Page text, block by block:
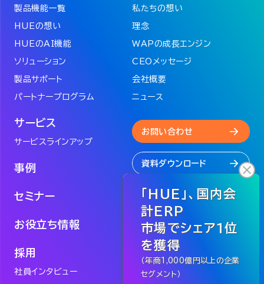
製品機能一覧
HUEの想い
HUEのAI機能
ソリューション
製品サポート
パートナープログラム
サービス
サービスラインアップ
事例
セミナー
お役立ち情報
採用
社員インタビュー
私たちの想い
理念
WAPの成長エンジン
CEOメッセージ
会社概要
ニュース
お問い合わせ
資料ダウンロード